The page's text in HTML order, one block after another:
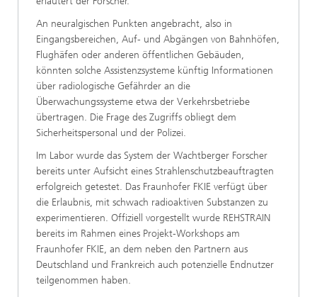
An neuralgischen Punkten angebracht, also in
Eingangsbereichen, Auf- und Abgängen von Bahnhöfen,
Flughäfen oder anderen öffentlichen Gebäuden,
könnten solche Assistenzsysteme künftig Informationen
über radiologische Gefährder an die
Überwachungssysteme etwa der Verkehrsbetriebe
übertragen. Die Frage des Zugriffs obliegt dem
Sicherheitspersonal und der Polizei.
Im Labor wurde das System der Wachtberger Forscher
bereits unter Aufsicht eines Strahlenschutzbeauftragten
erfolgreich getestet. Das Fraunhofer FKIE verfügt über
die Erlaubnis, mit schwach radioaktiven Substanzen zu
experimentieren. Offiziell vorgestellt wurde REHSTRAIN
bereits im Rahmen eines Projekt-Workshops am
Fraunhofer FKIE, an dem neben den Partnern aus
Deutschland und Frankreich auch potenzielle Endnutzer
teilgenommen haben.